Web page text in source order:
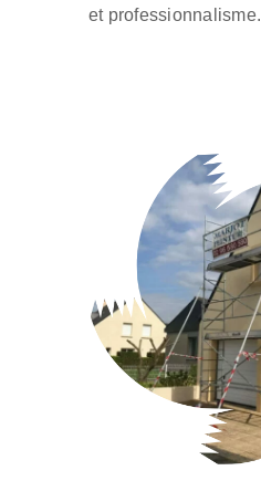
et professionnalisme.